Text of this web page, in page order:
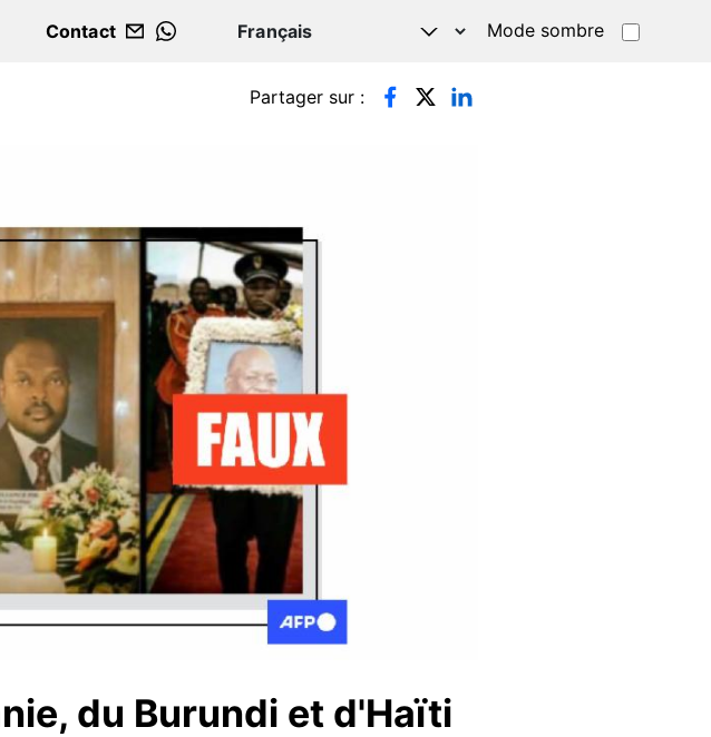
Contact
WHATSAPP
Mode sombre
Partager sur :
du Burundi et d'Haïti